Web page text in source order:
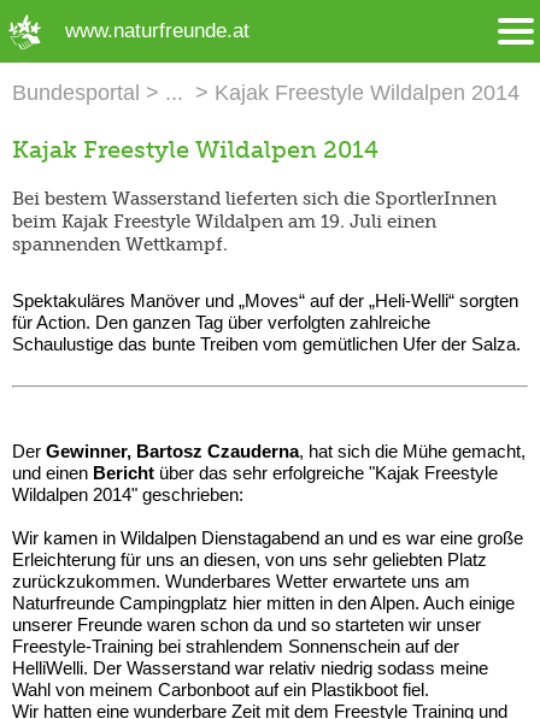
www.naturfreunde.at
Bundesportal Kajak Freestyle Wildalpen 2014
Kajak Freestyle Wildalpen 2014
Bei bestem Wasserstand lieferten sich die SportlerInnen
beim Kajak Freestyle Wildalpen am 19. Juli einen
spannenden Wettkampf.
Spektakuläres Manöver und „Moves“ auf der „Heli-Welli“ sorgten
für Action. Den ganzen Tag über verfolgten zahlreiche
Schaulustige das bunte Treiben vom gemütlichen Ufer der Salza.
Der Gewinner, Bartosz Czauderna, hat sich die Mühe gemacht,
und einen Bericht über das sehr erfolgreiche "Kajak Freestyle
Wildalpen 2014" geschrieben:
Wir kamen in Wildalpen Dienstagabend an und es war eine große
Erleichterung für uns an diesen, von uns sehr geliebten Platz
zurückzukommen. Wunderbares Wetter erwartete uns am
Naturfreunde Campingplatz hier mitten in den Alpen. Auch einige
unserer Freunde waren schon da und so starteten wir unser
Freestyle-Training bei strahlendem Sonnenschein auf der
HelliWelli. Der Wasserstand war relativ niedrig sodass meine
Wahl von meinem Carbonboot auf ein Plastikboot fiel.
Wir hatten eine wunderbare Zeit mit dem Freestyle Training und